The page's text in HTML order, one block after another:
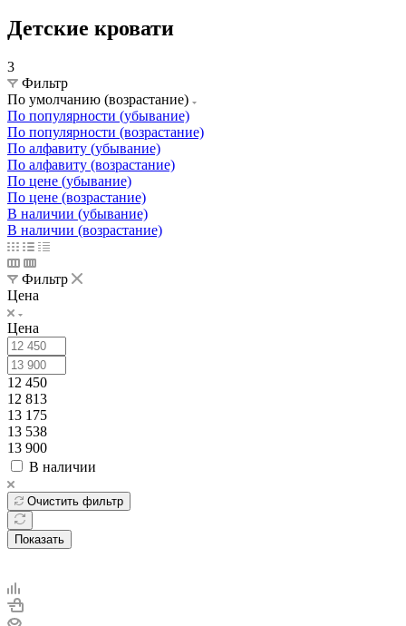
Детские кровати
3
Фильтр
По умолчанию (возрастание)
По популярности (убывание)
По популярности (возрастание)
По алфавиту (убывание)
По алфавиту (возрастание)
По цене (убывание)
По цене (возрастание)
В наличии (убывание)
В наличии (возрастание)
Фильтр
Цена
Цена
12 450
12 813
13 175
13 538
13 900
В наличии
Очистить фильтр
Показать